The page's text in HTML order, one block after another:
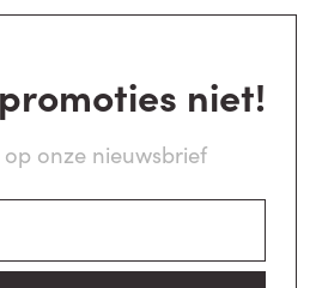
niet!
onze nieuwsbrief